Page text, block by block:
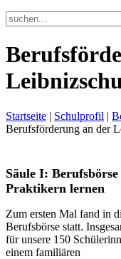
Search
for:
Startseite | Schulprofil |
Berufsförderung an der
Säule I:
Praktikern lernen
Zum ersten Mal fand in
Berufsbörse statt.
für unsere 150
einem familiären